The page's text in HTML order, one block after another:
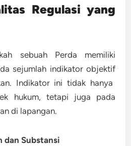
Regulasi yang
sebuah Perda memiliki
sejumlah indikator objektif
Indikator ini tidak hanya
hukum, tetapi juga pada
di lapangan.
dan Substansi